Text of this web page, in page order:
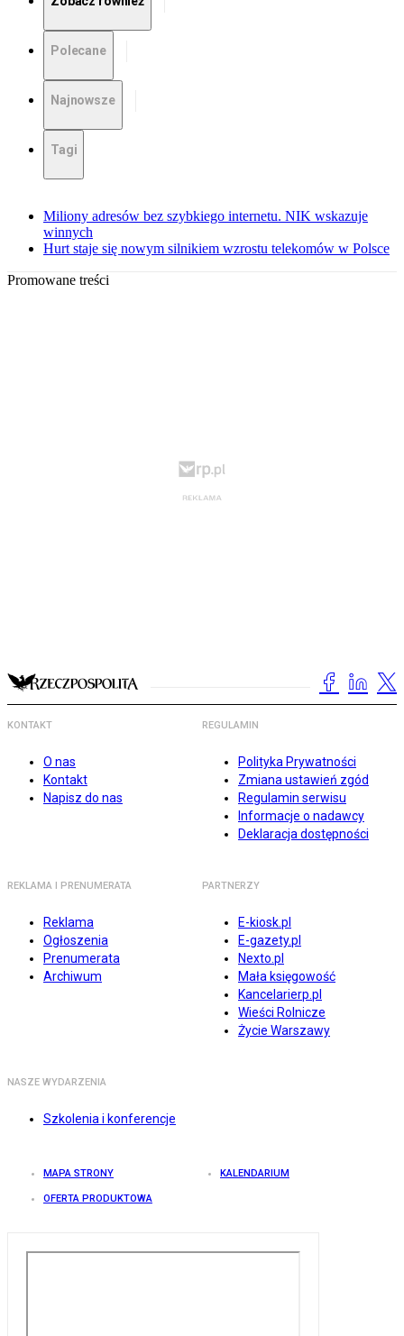
Polecane
Najnowsze
Tagi
Miliony adresów bez szybkiego internetu. NIK wskazuje
winnych
Hurt staje się nowym silnikiem wzrostu telekomów w Polsce
Promowane treści
KONTAKT
O nas
Kontakt
Napisz do nas
REGULAMIN
Polityka Prywatności
Zmiana ustawień zgód
Regulamin serwisu
Informacje o nadawcy
Deklaracja dostępności
REKLAMA I PRENUMERATA
Reklama
Ogłoszenia
Prenumerata
Archiwum
PARTNERZY
E-kiosk.pl
E-gazety.pl
Nexto.pl
Mała księgowość
Kancelarierp.pl
Wieści Rolnicze
Życie Warszawy
NASZE WYDARZENIA
Szkolenia i konferencje
MAPA STRONY KALENDARIUM
OFERTA PRODUKTOWA